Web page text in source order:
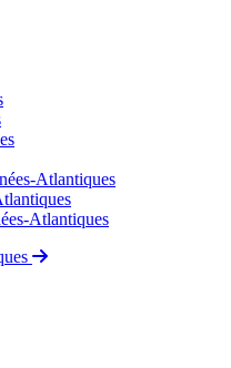
Atlantiques
Atlantiques